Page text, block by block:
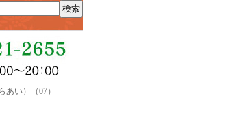
い）（07）